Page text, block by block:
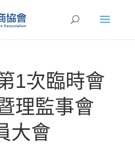
1次臨時會
理監事會
大會